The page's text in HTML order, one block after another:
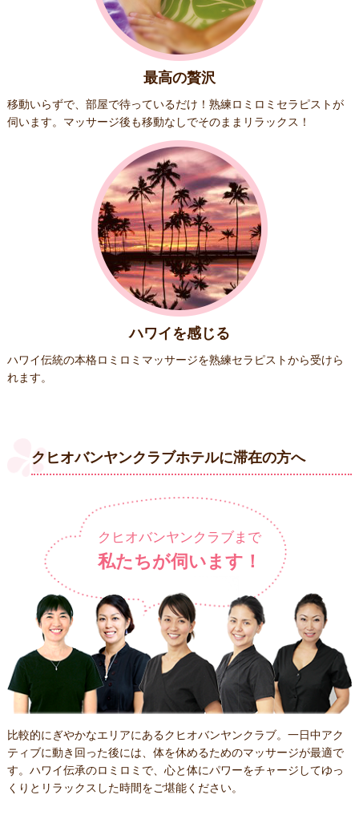
最高の贅沢
移動いらずで、部屋で待っているだけ！熟練ロミロミセラピストが
伺います。マッサージ後も移動なしでそのままリラックス！
ハワイを感じる
ハワイ伝統の本格ロミロミマッサージを熟練セラピストから受けら
れます。
クヒオバンヤンクラブホテルに滞在の方へ
クヒオバンヤンクラブまで
私たちが伺います！
比較的にぎやかなエリアにあるクヒオバンヤンクラブ。一日中アク
ティブに動き回った後には、体を休めるためのマッサージが最適で
す。ハワイ伝承のロミロミで、心と体にパワーをチャージしてゆっ
くりとリラックスした時間をご堪能ください。